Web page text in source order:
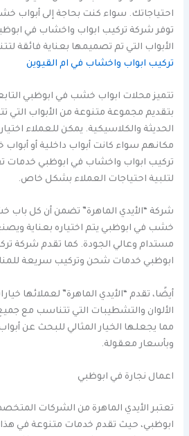
احتياجاتك. سواء كنت بحاجة إلى أبواب
توفر شركة تركيب ابواب واخشاب في
الأبواب التي تم تصميمها بعناية فائقة
تركيب ابواب واخشاب في ام القيوين
تتميز محلات ابواب خشب في ابوظبي
بتقديم مجموعة متنوعة من الأبواب
الحديثة والكلاسيكية. يمكن للعملاء
مكانهم سواء كانت أبواب داخلية أو أبواب
تركيب ابواب واخشاب في ابوظبي خدمات
لتلبية احتياجات العملاء بشكل خاص.
شركة “الأيدي الماهرة” تضمن أن كل
خشب في ابوظبي يتم اختياره بعناية
مستدام وعالي الجودة. كما تقدم شركة
ابوظبي خدمات شحن وتركيب سريعة
أيضًا، تقدم “الأيدي الماهرة” لعملائها
الألوان والتشطيبات التي تتناسب مع جميع
مما يجعلها الخيار المثالي للبحث عن
وبأسعار معقولة.
اعمال نجارة في ابوظبي
تعتبر الأيدي الماهرة من الشركات
ابوظبي، حيث تقدم خدمات متنوعة في